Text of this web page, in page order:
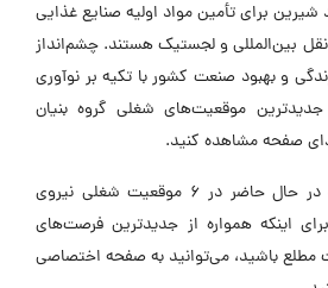
برای تأمین مواد اولیه صنایع غذایی
بین‌المللی و لجستیک هستند. چشم‌انداز
و بهبود صنعت کشور با تکیه بر نوآوری
موقعیت‌های شغلی گروه بنیان
صفحه مشاهده کنید.
گروه بنیان تجارت در حال حاضر در ۶ موقعیت شغلی نیروی
اینکه همواره از جدیدترین فرصت‌های
مطلع باشید، می‌توانید به صفحه اختصاصی